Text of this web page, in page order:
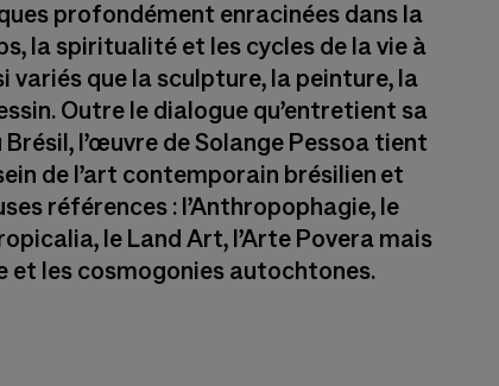
profondément enracinées dans la
la spiritualité et les cycles de la vie à
variés que la sculpture, la peinture, la
Outre le dialogue qu’entretient sa
l’œuvre de Solange Pessoa tient
de l’art contemporain brésilien et
références : l’Anthropophagie, le
le Land Art, l’Arte Povera mais
et les cosmogonies autochtones.